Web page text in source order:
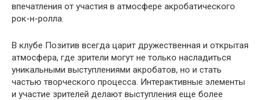
впечатления от участия в атмосфере акробатического
рок-н-ролла.
В клубе Позитив всегда царит дружественная и открытая
атмосфера, где зрители могут не только насладиться
уникальными выступлениями акробатов, но и стать
частью творческого процесса. Интерактивные элементы
и участие зрителей делают выступления еще более